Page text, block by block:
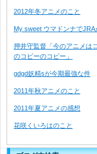
2012年冬アニメのこと
My sweet ウマドンナでJRA
押井守監督「今のアニメは
のコピーのコピー」
gdgd妖精sが今期最強な件
2011年秋アニメのこと
2011年夏アニメの感想
花咲くいろはのこと